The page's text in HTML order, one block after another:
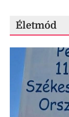
Életmód